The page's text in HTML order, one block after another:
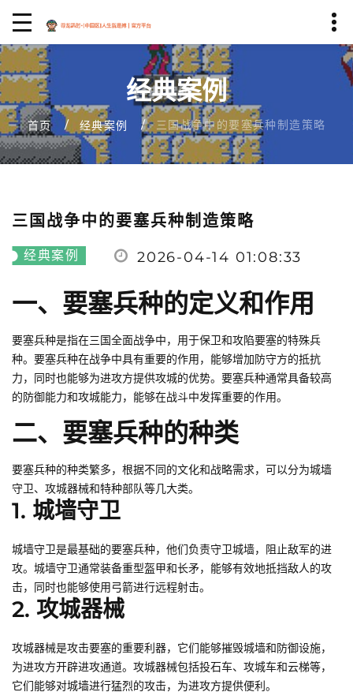
经典案例
首页 经典案例 三国战争中的要塞兵种制造策略
三国战争中的要塞兵种制造策略
经典案例 2026-04-14 01:08:33
一、要塞兵种的定义和作用
要塞兵种是指在三国全面战争中，用于保卫和攻陷要塞的特殊兵
种。要塞兵种在战争中具有重要的作用，能够增加防守方的抵抗
力，同时也能够为进攻方提供攻城的优势。要塞兵种通常具备较高
的防御能力和攻城能力，能够在战斗中发挥重要的作用。
二、要塞兵种的种类
要塞兵种的种类繁多，根据不同的文化和战略需求，可以分为城墙
守卫、攻城器械和特种部队等几大类。
1. 城墙守卫
城墙守卫是最基础的要塞兵种，他们负责守卫城墙，阻止敌军的进
攻。城墙守卫通常装备重型盔甲和长矛，能够有效地抵挡敌人的攻
击，同时也能够使用弓箭进行远程射击。
2. 攻城器械
攻城器械是攻击要塞的重要利器，它们能够摧毁城墙和防御设施，
为进攻方开辟进攻通道。攻城器械包括投石车、攻城车和云梯等，
它们能够对城墙进行猛烈的攻击，为进攻方提供便利。